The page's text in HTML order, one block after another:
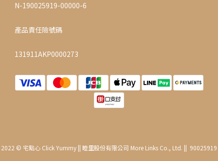
N-190025919-00000-6
產品責任險號碼
131911AKP0000273
2022 © 宅點心 Click Yummy || 睦里股份有限公司 More Links Co., Ltd. || 90025919